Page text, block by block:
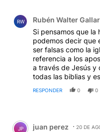
RW Rubén Walter
Si pensamos que la
podemos decir que
ser falsas como la
referencia a los
a través de Jesús y
todas las biblias y
RESPONDER 0 0
Comentario de juan
JP juan perez 20 DE